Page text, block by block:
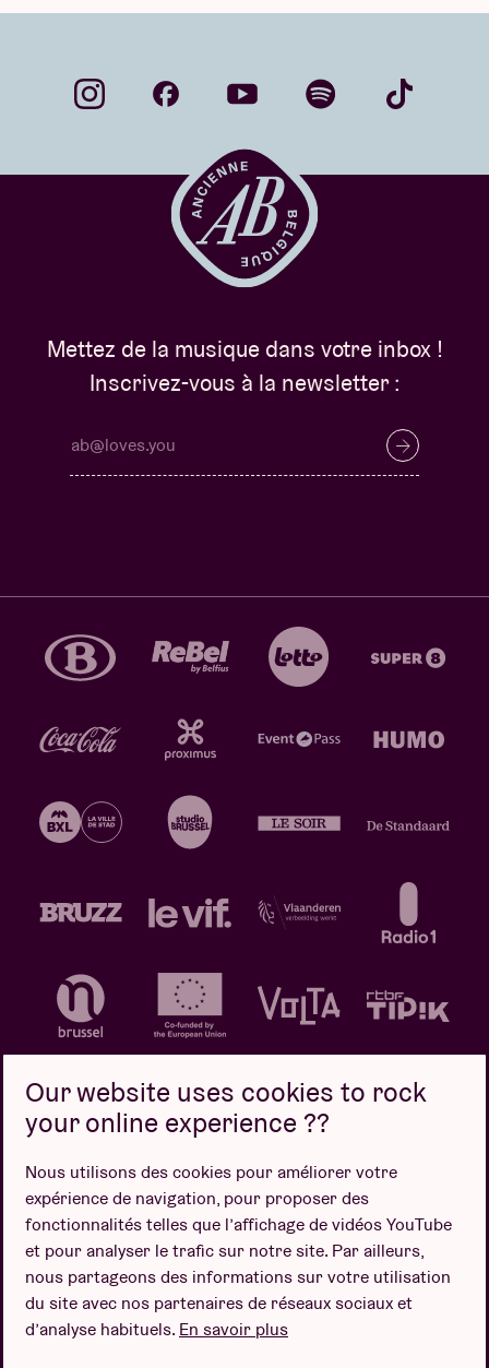
Mettez de la musique dans votre inbox !
Inscrivez-vous à la newsletter :
Politique de confidentialité
Politique de cookies
Conditions de vente
Design par
Our website uses cookies to rock
your online experience ??
Nous utilisons des cookies pour améliorer votre
expérience de navigation, pour proposer des
fonctionnalités telles que l’affichage de vidéos YouTube
et pour analyser le trafic sur notre site. Par ailleurs,
nous partageons des informations sur votre utilisation
du site avec nos partenaires de réseaux sociaux et
d’analyse habituels. En savoir plus